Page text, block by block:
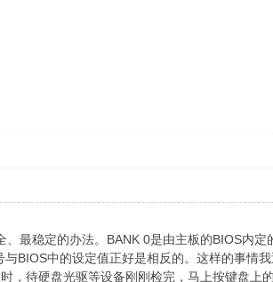
稳定的办法。BANK 0是由主板的BIOS内定
与BIOS中的设定值正好是相反的。这样的事情
，待硬盘光驱等设备刚刚检完，马上按键盘